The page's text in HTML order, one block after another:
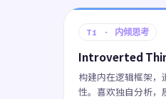
Ti · 内倾思考
Introverted
构建内在逻辑框架，
性。喜欢独自分析，